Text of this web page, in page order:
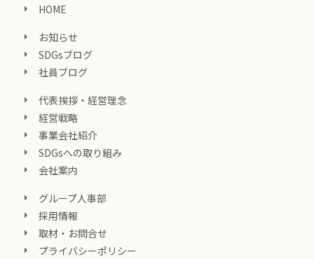
HOME
お知らせ
SDGsブログ
社員ブログ
代表挨拶・経営理念
経営戦略
事業会社紹介
SDGsへの取り組み
会社案内
グループ人事部
採用情報
取材・お問合せ
プライバシーポリシー